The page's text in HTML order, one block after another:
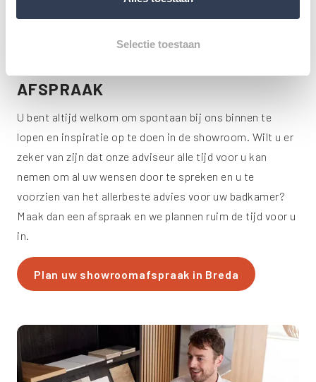
Selectie toestaan
AFSPRAAK
U bent altijd welkom om spontaan bij ons binnen te
lopen en inspiratie op te doen in de showroom. Wilt u er
zeker van zijn dat onze adviseur alle tijd voor u kan
nemen om al uw wensen door te spreken en u te
voorzien van het allerbeste advies voor uw badkamer?
Maak dan een afspraak en we plannen ruim de tijd voor u
in.
Plan uw showroomafspraak in Breda